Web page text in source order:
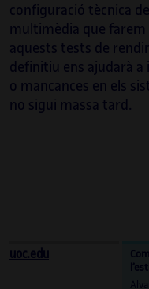
configuració tècnica
multimèdia que farem
aquests tests de
definitiu ens ajudarà
o mancances en els
no sigui massa tard.
uoc.edu